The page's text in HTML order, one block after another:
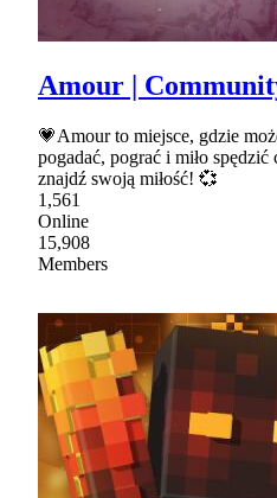
Amour |
💗Amour to miejsce, gdzie
pogadać, pograć i miło spędzić
znajdź swoją miłość! 💞
1,561
Online
15,908
Members